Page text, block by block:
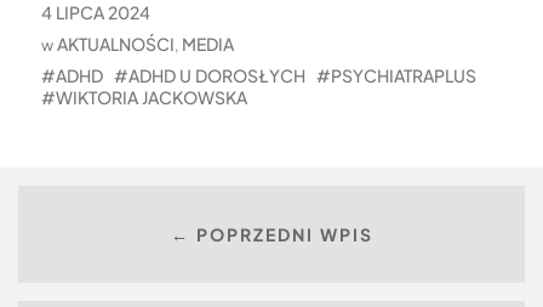
4 LIPCA 2024
wAKTUALNOŚCI, MEDIA
ADHD
ADHD U DOROSŁYCH
PSYCHIATRAPLUS
WIKTORIA JACKOWSKA
← POPRZEDNI WPIS